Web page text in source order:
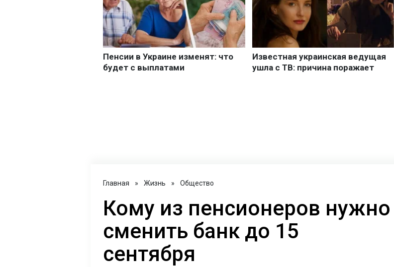
Главная » Жизнь » Общество
Кому из пенсионеров нужно
сменить банк до 15
сентября